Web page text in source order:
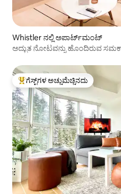
Whistler ನಲ್ಲಿ ಅಪಾರ್ಟ್‌ಮಂಟ್
ಅದ್ಭುತ ನೋಟವನ್ನು ಹೊಂದಿರುವ
ಗೆಸ್ಟ್‌ಗಳಿಗೆ ಅತಿ ಹೆಚ್ಚು ಅಚ್ಚುಮೆಚ್ಚಿನದು
ಗೆಸ್ಟ್‌ಗಳ ಅಚ್ಚುಮೆಚ್ಚಿನದು